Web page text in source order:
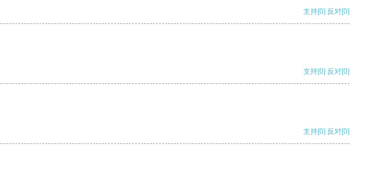
支持[0] 反对[0]
支持[0] 反对[0]
支持[0] 反对[0]